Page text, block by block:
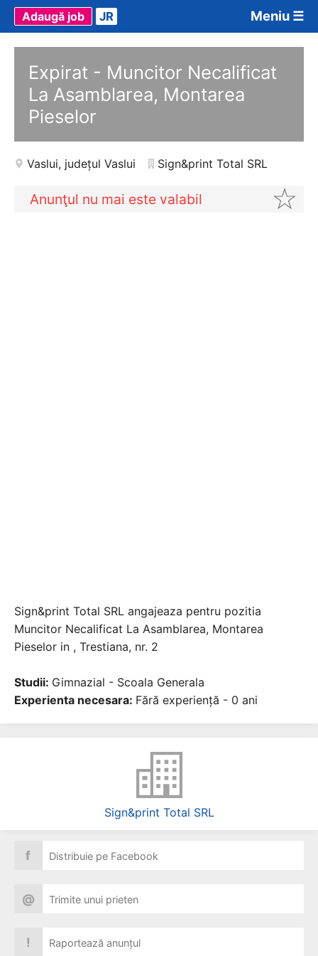
Meniu ☰
Adaugă job JR
Expirat - Muncitor Necalificat
La Asamblarea, Montarea
Pieselor
Vaslui, județul Vaslui Sign&print Total SRL
Anunţul nu mai este valabil
Sign&print Total SRL angajeaza pentru pozitia
Muncitor Necalificat La Asamblarea, Montarea
Pieselor in , Trestiana, nr. 2
Studii: Gimnazial - Scoala Generala
Experienta necesara: Fără experiență - 0 ani
Sign&print Total SRL
f Distribuie pe Facebook
@ Trimite unui prieten
! Raportează anunțul